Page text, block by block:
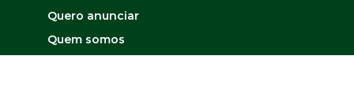
Quero anunciar
Quem somos